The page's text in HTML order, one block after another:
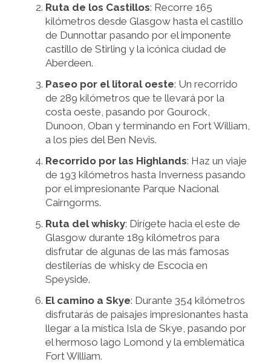
Ruta de los Castillos: Recorre 165
kilómetros desde Glasgow hasta el castillo
de Dunnottar pasando por el imponente
castillo de Stirling y la icónica ciudad de
Aberdeen.
Paseo por el litoral oeste: Un recorrido
de 289 kilómetros que te llevará por la
costa oeste, pasando por Gourock,
Dunoon, Oban y terminando en Fort William,
a los pies del Ben Nevis.
Recorrido por las Highlands: Haz un viaje
de 193 kilómetros hasta Inverness pasando
por el impresionante Parque Nacional
Cairngorms.
Ruta del whisky: Dirígete hacia el este de
Glasgow durante 189 kilómetros para
disfrutar de algunas de las más famosas
destilerías de whisky de Escocia en
Speyside.
El camino a Skye: Durante 354 kilómetros
disfrutarás de paisajes impresionantes hasta
llegar a la mística Isla de Skye, pasando por
el hermoso lago Lomond y la emblemática
Fort William.